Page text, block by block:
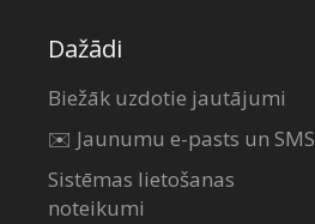
Dažādi
Biežāk uzdotie jautājumi
✉️ Jaunumu e-pasts un SMS
Sistēmas lietošanas
noteikumi